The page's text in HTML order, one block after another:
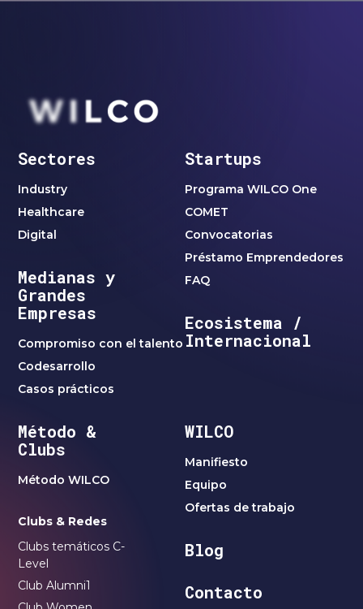
Sectores
Industry
Healthcare
Digital
Medianas y
Grandes
Empresas
Compromiso con el talento
Codesarrollo
Casos prácticos
Startups
Programa WILCO One
COMET
Convocatorias
Préstamo Emprendedores
FAQ
Ecosistema /
Internacional
Método &
Clubs
Método WILCO
Clubs & Redes
Clubs temáticos C-
Level
Club Alumni1
WILCO
Manifiesto
Equipo
Ofertas de trabajo
Blog
Contacto